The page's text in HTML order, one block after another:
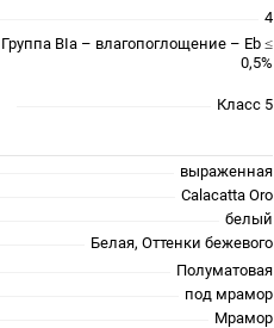
4
Группа BIa – влагопоглощение – Eb ≤
0,5%
Класс 5
выраженная
Calacatta Oro
белый
Белая, Оттенки бежевого
Полуматовая
под мрамор
Мрамор